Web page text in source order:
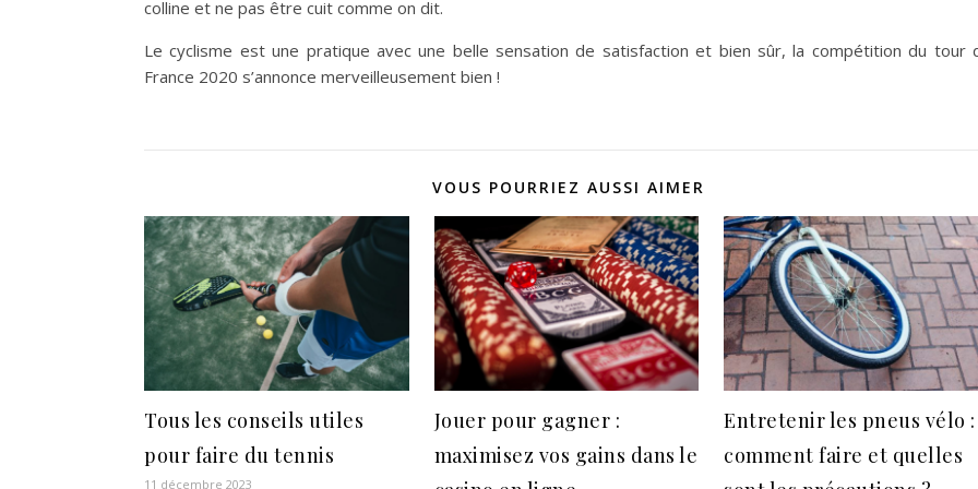
colline et ne pas être cuit comme on dit.
Le cyclisme est une pratique avec une belle sensation de satisfaction et bien sûr, la compétition du tour
France 2020 s’annonce merveilleusement bien !
VOUS POURRIEZ AUSSI AIMER
Tous les conseils utiles
pour faire du tennis
11 décembre 2023
Jouer pour gagner :
maximisez vos gains dans le
Entretenir les pneus vélo :
comment faire et quelles